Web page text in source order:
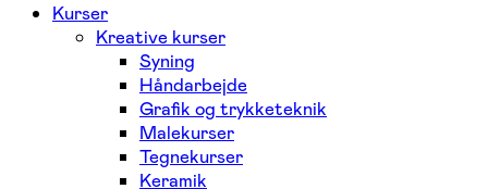
Kurser
Kreative kurser
Syning
Håndarbejde
Grafik og trykketeknik
Malekurser
Tegnekurser
Keramik